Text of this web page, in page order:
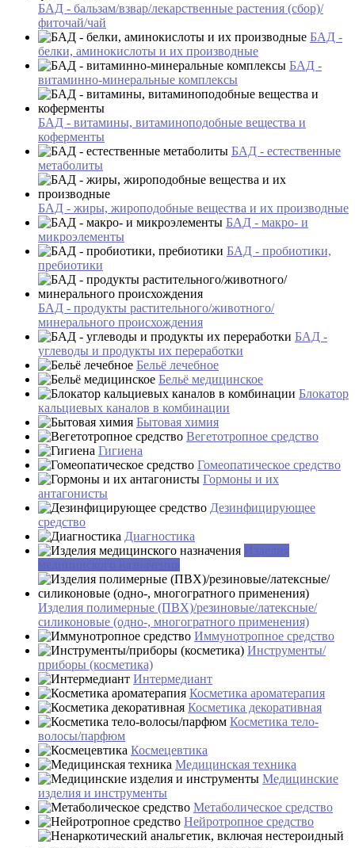
БАД - бальзам/взвар/лекарственные растения (сбор)/
фиточай/чай
БАД -
белки, аминокислоты и их производные
БАД -
витаминно-минеральные комплексы
БАД - витамины, витаминоподобные вещества и
коферменты
БАД - естественные
метаболиты
БАД - жиры, жироподобные вещества и их производные
БАД - макро- и
микроэлементы
БАД - пробиотики,
пребиотики
БАД - продукты растительного/животного/
минерального происхождения
БАД -
углеводы и продукты их переработки
Бельё лечебное
Бельё медицинское
Блокатор
кальциевых каналов в комбинации
Бытовая химия
Вегетотропное средство
Гигиена
Гомеопатическое средство
Гормоны и их
антагонисты
Дезинфицирующее
средство
Диагностика
Изделия полимерные (ПВХ)/резиновые/латексные/
силиконовые (одно-, многогратного применения)
Иммунотропное средство
Инструменты/
приборы (косметика)
Интермедиант
Косметика ароматерапия
Косметика декоративная
Косметика тело-
волосы/парфюм
Космецевтика
Медицинская техника
Медицинские
изделия и инструменты
Метаболическое средство
Нейротропное средство